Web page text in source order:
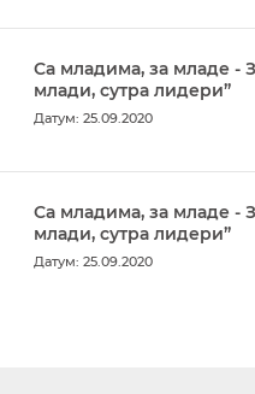
Са младима, за младе -
млади, сутра лидери”
Датум: 25.09.2020
Са младима, за младе -
млади, сутра лидери”
Датум: 25.09.2020